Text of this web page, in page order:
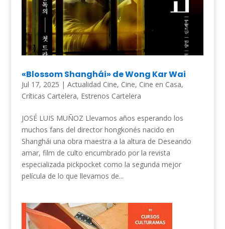
«Blossom Shanghái» de Wong Kar Wai
Jul 17, 2025 | Actualidad Cine, Cine, Cine en Casa,
Críticas Cartelera, Estrenos Cartelera
JOSÉ LUIS MUÑOZ Llevamos años esperando los
muchos fans del director hongkonés nacido en
Shanghái una obra maestra a la altura de Deseando
amar, film de culto encumbrado por la revista
especializada pickpocket como la segunda mejor
película de lo que llevamos de...